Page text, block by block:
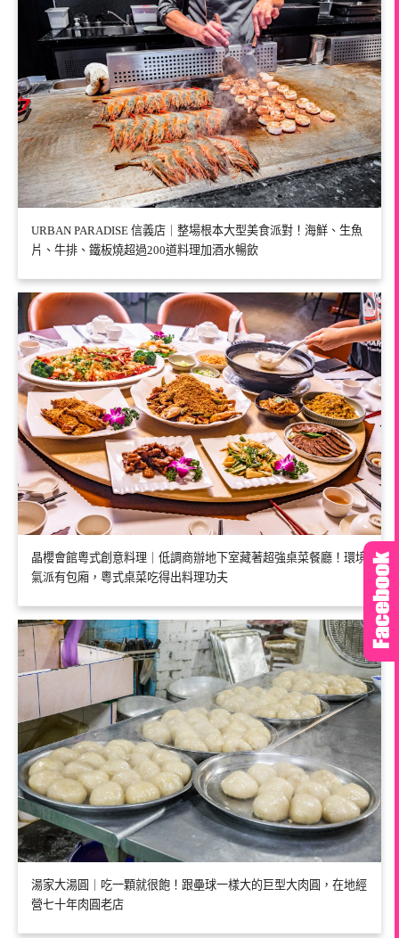
URBAN PARADISE 信義店｜整場根本大型美食派對！海鮮、生魚
片、牛排、鐵板燒超過200道料理加酒水暢飲
晶櫻會館粵式創意料理｜低調商辦地下室藏著超強桌菜餐廳！環境
氣派有包廂，粵式桌菜吃得出料理功夫
湯家大湯圓｜吃一顆就很飽！跟壘球一樣大的巨型大肉圓，在地經
營七十年肉圓老店